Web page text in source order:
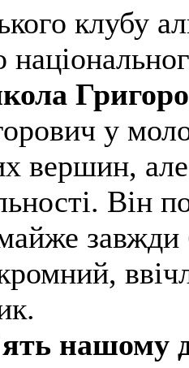
клубу
у
вершин,
Він
майже
нашому